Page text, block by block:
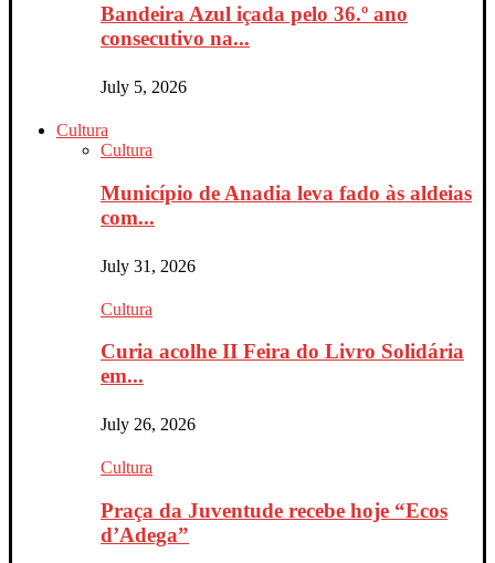
Bandeira Azul içada pelo 36.º ano
consecutivo na...
July 5, 2026
Cultura
Cultura
Município de Anadia leva fado às aldeias
com...
July 31, 2026
Cultura
Curia acolhe II Feira do Livro Solidária
em...
July 26, 2026
Cultura
Praça da Juventude recebe hoje “Ecos
d’Adega”